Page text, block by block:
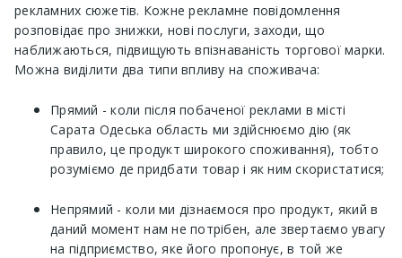
рекламних сюжетів. Кожне рекламне повідомлення
розповідає про знижки, нові послуги, заходи, що
наближаються, підвищують впізнаваність торгової марки.
Можна виділити два типи впливу на споживача:
Прямий - коли після побаченої реклами в місті
Сарата Одеська область ми здійснюємо дію (як
правило, це продукт широкого споживання), тобто
розуміємо де придбати товар і як ним скористатися;
Непрямий - коли ми дізнаємося про продукт, який в
даний момент нам не потрібен, але звертаємо увагу
на підприємство, яке його пропонує, в той же